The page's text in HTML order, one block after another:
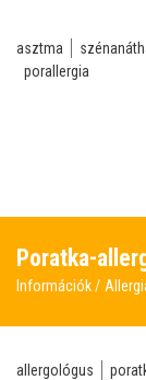
asztma
porallergia
Poratka-
Információk
allergológus